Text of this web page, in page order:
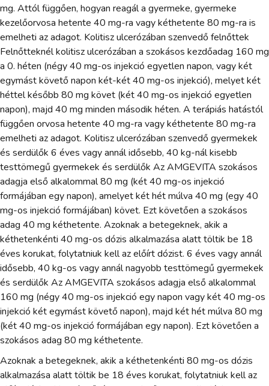
mg. Attól függően, hogyan reagál a gyermeke, gyermeke
kezelőorvosa hetente 40 mg-ra vagy kéthetente 80 mg-ra is
emelheti az adagot. Kolitisz ulcerózában szenvedő felnőttek
Felnőtteknél kolitisz ulcerózában a szokásos kezdőadag 160 mg
a 0. héten (négy 40 mg-os injekció egyetlen napon, vagy két
egymást követő napon két-két 40 mg-os injekció), melyet két
héttel később 80 mg követ (két 40 mg-os injekció egyetlen
napon), majd 40 mg minden második héten. A terápiás hatástól
függően orvosa hetente 40 mg-ra vagy kéthetente 80 mg-ra
emelheti az adagot. Kolitisz ulcerózában szenvedő gyermekek
és serdülők 6 éves vagy annál idősebb, 40 kg-nál kisebb
testtömegű gyermekek és serdülők Az AMGEVITA szokásos
adagja első alkalommal 80 mg (két 40 mg-os injekció
formájában egy napon), amelyet két hét múlva 40 mg (egy 40
mg-os injekció formájában) követ. Ezt követően a szokásos
adag 40 mg kéthetente. Azoknak a betegeknek, akik a
kéthetenkénti 40 mg-os dózis alkalmazása alatt töltik be 18
éves korukat, folytatniuk kell az előírt dózist. 6 éves vagy annál
idősebb, 40 kg-os vagy annál nagyobb testtömegű gyermekek
és serdülők Az AMGEVITA szokásos adagja első alkalommal
160 mg (négy 40 mg-os injekció egy napon vagy két 40 mg-os
injekció két egymást követő napon), majd két hét múlva 80 mg
(két 40 mg-os injekció formájában egy napon). Ezt követően a
szokásos adag 80 mg kéthetente.
Azoknak a betegeknek, akik a kéthetenkénti 80 mg-os dózis
alkalmazása alatt töltik be 18 éves korukat, folytatniuk kell az